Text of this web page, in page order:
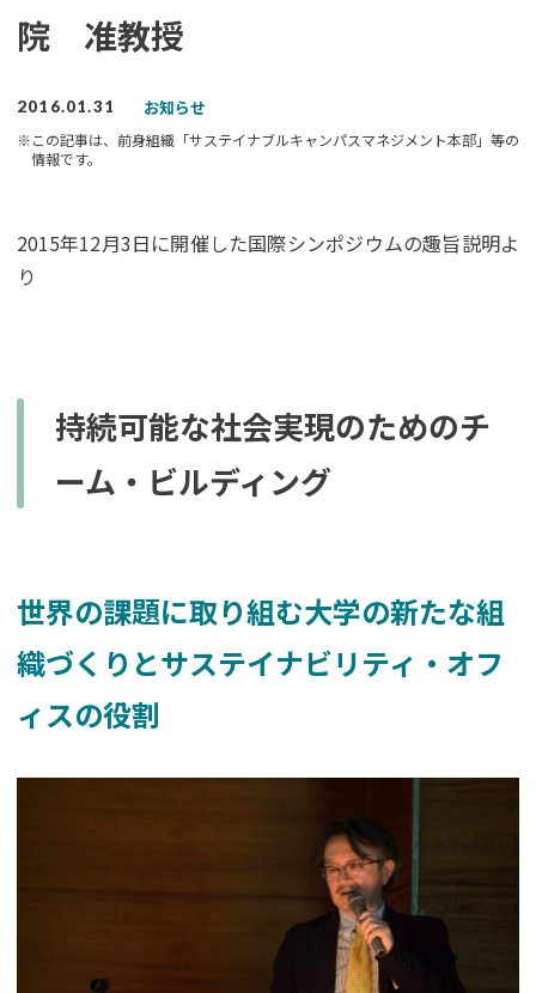
院 准教授
2016.01.31 お知らせ
※この記事は、前身組織「サステイナブルキャンパスマネジメント本部」等の
情報です。
2015年12月3日に開催した国際シンポジウムの趣旨説明よ
り
持続可能な社会実現のためのチ
ーム・ビルディング
世界の課題に取り組む大学の新たな組
織づくりとサステイナビリティ・オフ
ィスの役割